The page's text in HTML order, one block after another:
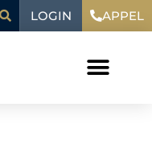
LOGIN APPEL